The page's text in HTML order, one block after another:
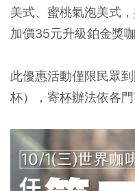
美式、蜜桃氣泡美式
加價35元升級鉑金獎咖
此優惠活動僅限民眾
杯），寄杯辦法依各門